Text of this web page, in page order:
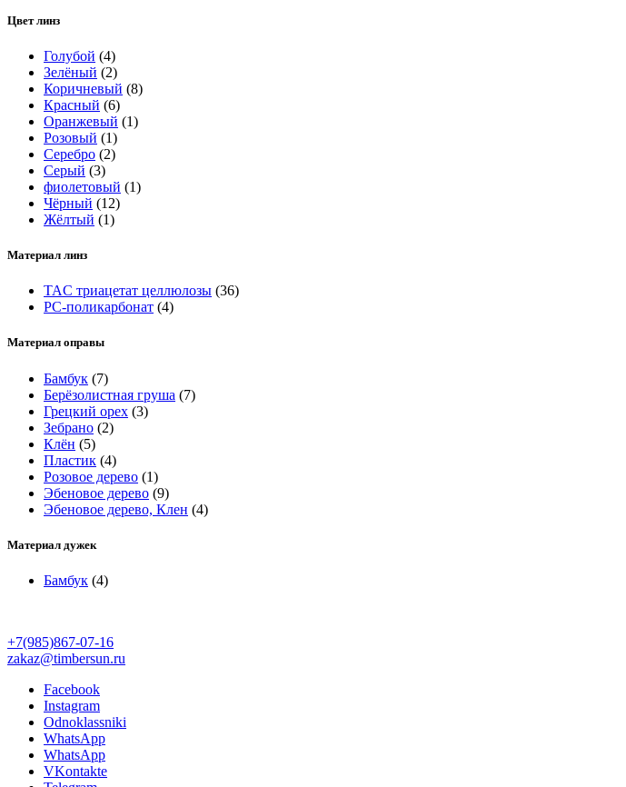
Цвет линз
Голубой (4)
Зелёный (2)
Коричневый (8)
Красный (6)
Оранжевый (1)
Розовый (1)
Серебро (2)
Серый (3)
фиолетовый (1)
Чёрный (12)
Жёлтый (1)
Материал линз
TAC триацетат целлюлозы (36)
РС-поликарбонат (4)
Материал оправы
Бамбук (7)
Берёзолистная груша (7)
Грецкий орех (3)
Зебрано (2)
Клён (5)
Пластик (4)
Розовое дерево (1)
Эбеновое дерево (9)
Эбеновое дерево, Клен (4)
Материал дужек
Бамбук (4)
+7(985)867-07-16
zakaz@timbersun.ru
Facebook
Instagram
Odnoklassniki
WhatsApp
WhatsApp
VKontakte